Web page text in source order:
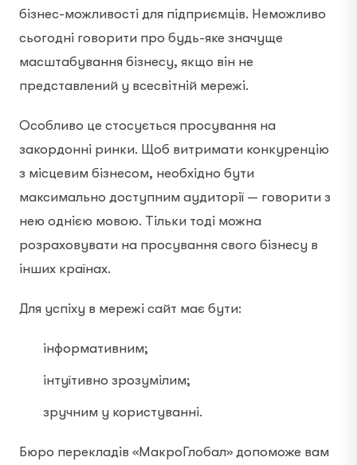
бізнес-можливості для підприємців. Неможливо
сьогодні говорити про будь-яке значуще
масштабування бізнесу, якщо він не
представлений у всесвітній мережі.
Особливо це стосується просування на
закордонні ринки. Щоб витримати конкуренцію
з місцевим бізнесом, необхідно бути
максимально доступним аудиторії — говорити з
нею однією мовою. Тільки тоді можна
розраховувати на просування свого бізнесу в
інших країнах.
Для успіху в мережі сайт має бути:
інформативним;
інтуїтивно зрозумілим;
зручним у користуванні.
Бюро перекладів «МакроГлобал» допоможе вам